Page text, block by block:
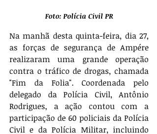
Foto: Polícia Civil PR
Na manhã desta quinta-feira, dia 27,
as forças de segurança de Ampére
realizaram uma grande operação
contra o tráfico de drogas, chamada
"Fim da Folia". Coordenada pelo
delegado da Polícia Civil, Antônio
Rodrigues, a ação contou com a
participação de 60 policiais da Polícia
Civil e da Polícia Militar, incluindo